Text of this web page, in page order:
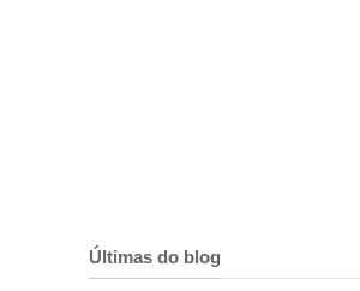
Últimas do blog